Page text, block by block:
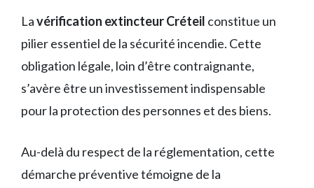
Lavérification extincteur Créteil constitue un
pilier essentiel de la sécurité incendie. Cette
obligation légale, loin d’être contraignante,
s’avère être un investissement indispensable
pour la protection des personnes et des biens.
Au-delà du respect de la réglementation, cette
démarche préventive témoigne de la